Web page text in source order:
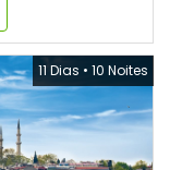
11 Dias • 10 Noites